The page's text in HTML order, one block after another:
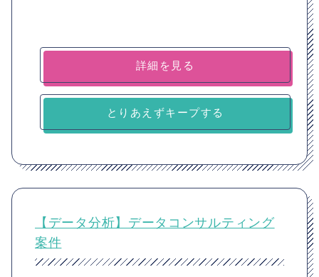
詳細を見る
とりあえずキープする
【データ分析】データコンサルティング
案件